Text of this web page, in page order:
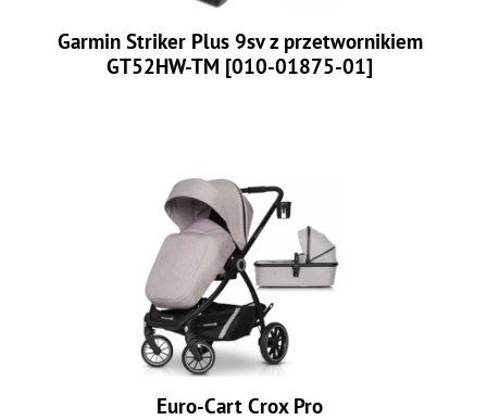
Garmin Striker Plus 9sv z przetwornikiem
GT52HW-TM [010-01875-01]
Euro-Cart Crox Pro